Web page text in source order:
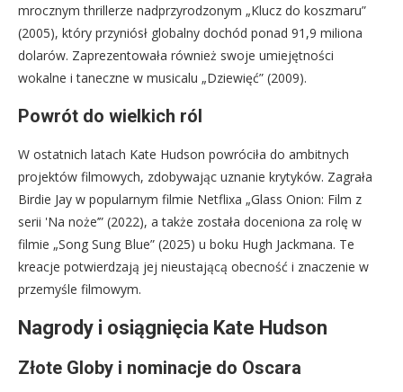
mrocznym thrillerze nadprzyrodzonym „Klucz do koszmaru”
(2005), który przyniósł globalny dochód ponad 91,9 miliona
dolarów. Zaprezentowała również swoje umiejętności
wokalne i taneczne w musicalu „Dziewięć” (2009).
Powrót do wielkich ról
W ostatnich latach Kate Hudson powróciła do ambitnych
projektów filmowych, zdobywając uznanie krytyków. Zagrała
Birdie Jay w popularnym filmie Netflixa „Glass Onion: Film z
serii 'Na noże’” (2022), a także została doceniona za rolę w
filmie „Song Sung Blue” (2025) u boku Hugh Jackmana. Te
kreacje potwierdzają jej nieustającą obecność i znaczenie w
przemyśle filmowym.
Nagrody i osiągnięcia Kate Hudson
Złote Globy i nominacje do Oscara